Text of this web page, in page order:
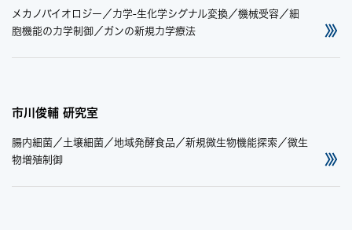
メカノバイオロジー／力学-生化学シグナル変換／機械受容／細
胞機能の力学制御／ガンの新規力学療法
市川俊輔 研究室
腸内細菌／土壌細菌／地域発酵食品／新規微生物機能探索／微生
物増殖制御